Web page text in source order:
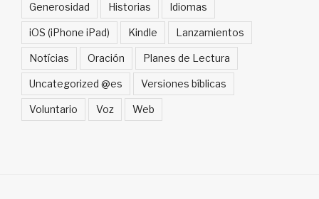
Generosidad Historias Idiomas
iOS (iPhone iPad) Kindle Lanzamientos
Notícias Oración Planes de Lectura
Uncategorized @es Versiones bíblicas
Voluntario Voz Web